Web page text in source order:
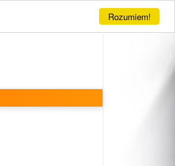
Rozumiem!